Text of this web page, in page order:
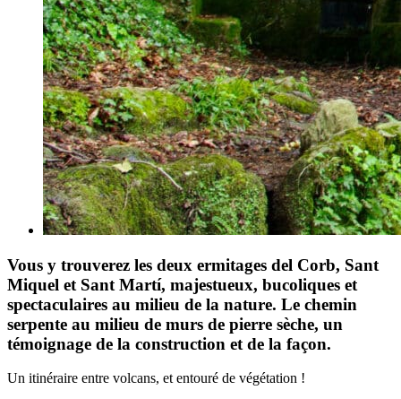
Vous y trouverez les deux ermitages del Corb, Sant
Miquel et Sant Martí, majestueux, bucoliques et
spectaculaires au milieu de la nature. Le chemin
serpente au milieu de murs de pierre sèche, un
témoignage de la construction et de la façon.
Un itinéraire entre volcans, et entouré de végétation !